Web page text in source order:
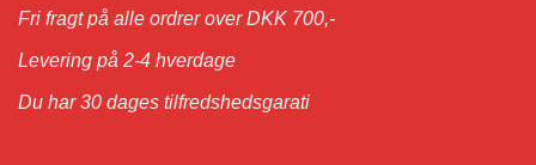
Fri fragt på alle ordrer over DKK 700,-
Levering på 2-4 hverdage
Du har 30 dages tilfredshedsgarati